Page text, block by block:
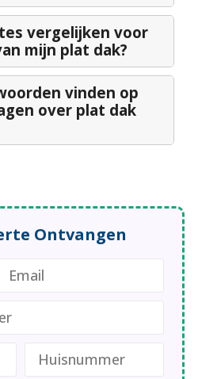
vergelijken voor
mijn plat dak?
vinden op
over plat dak
Ontvangen